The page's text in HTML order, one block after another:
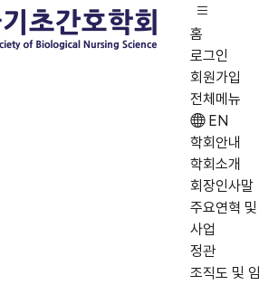
홈
로그인
회원가입
전체메뉴
EN
학회안내
학회소개
회장인사말
주요연혁 및
사업
정관
조직도 및 임